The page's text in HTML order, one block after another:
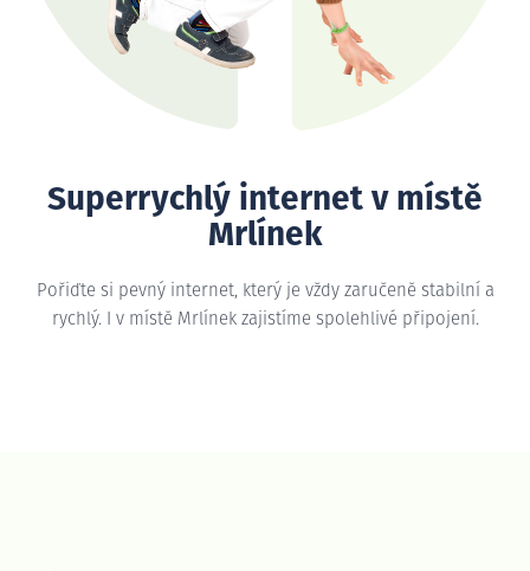
Superrychlý internet v místě
Mrlínek
Pořiďte si pevný internet, který je vždy zaručeně stabilní a
rychlý. I v místě Mrlínek zajistíme spolehlivé připojení.